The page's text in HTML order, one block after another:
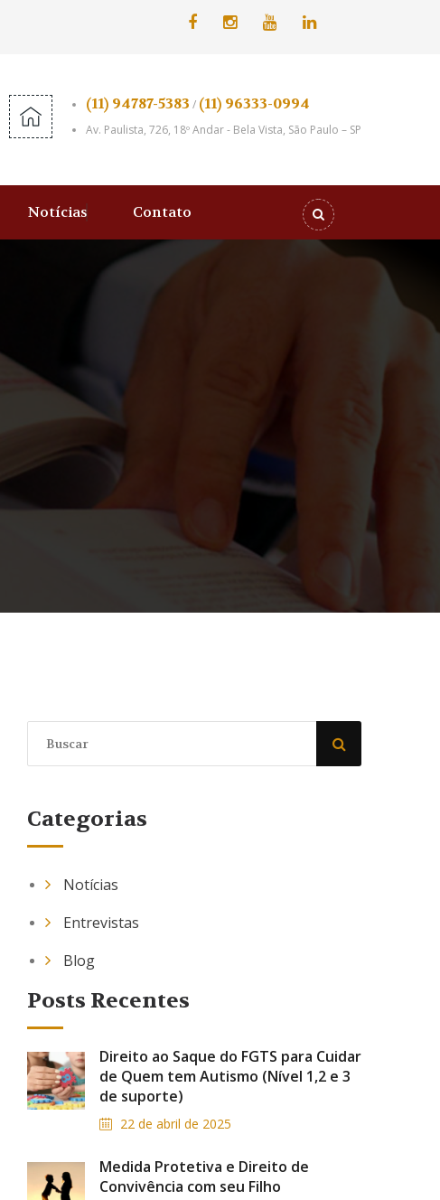
(11) 94787-5383 / (11) 96333-0994
Av. Paulista, 726, 18º Andar - Bela Vista, São Paulo – SP
Notícias Contato
Categorias
Notícias
Entrevistas
Blog
Posts Recentes
Direito ao Saque do FGTS para Cuidar
de Quem tem Autismo (Nível 1,2 e 3
de suporte)
22 de abril de 2025
Medida Protetiva e Direito de
Convivência com seu Filho